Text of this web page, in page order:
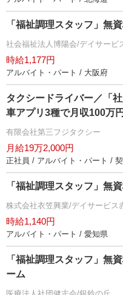
「福祉調理スタッフ」無
社会福祉法人博陽会/デイサービ
時給1,177円
アルバイト・パート / 大阪府
タクシードライバー／「
車アプリ3種で月収100万
有限会社第三フジタクシー
月給19万2,000円
正社員 / アルバイト・パート /
「福祉調理スタッフ」無
株式会社衣笠興業/デイサービス
時給1,140円
アルバイト・パート / 愛知県
「福祉調理スタッフ」無
ーム